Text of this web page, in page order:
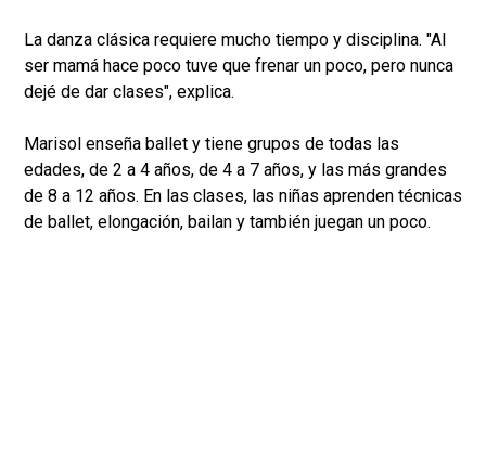
La danza clásica requiere mucho tiempo y disciplina. "Al
ser mamá hace poco tuve que frenar un poco, pero nunca
dejé de dar clases", explica.
Marisol enseña ballet y tiene grupos de todas las
edades, de 2 a 4 años, de 4 a 7 años, y las más grandes
de 8 a 12 años. En las clases, las niñas aprenden técnicas
de ballet, elongación, bailan y también juegan un poco.